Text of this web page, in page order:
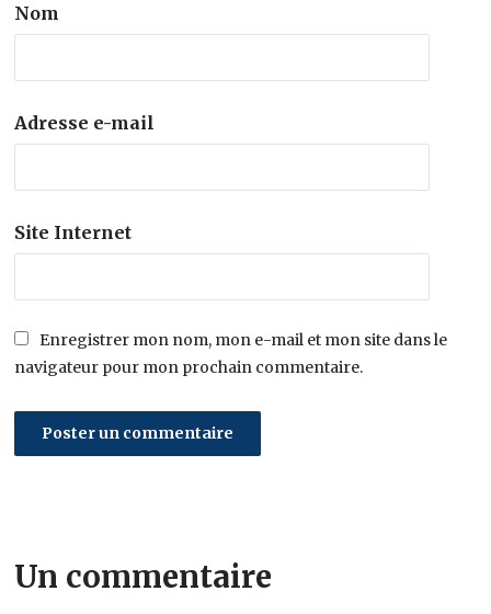
Nom
Adresse e-mail
Site Internet
Enregistrer mon nom, mon e-mail et mon site dans le
navigateur pour mon prochain commentaire.
Un commentaire